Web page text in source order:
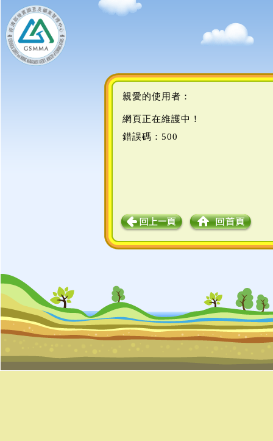
親愛的使用者：
網頁正在維護中！
錯誤碼：500